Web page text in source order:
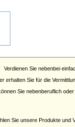
Verdienen Sie nebenbei
erhalten Sie für die
Sie nebenberuflich
Sie unsere Produkte